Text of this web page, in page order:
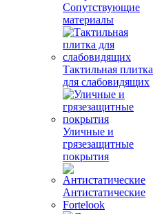
Сопутствующие
материалы
Тактильная плитка
для слабовидящих
Уличные и
грязезащитные
покрытия
Антистатические
Fortelook